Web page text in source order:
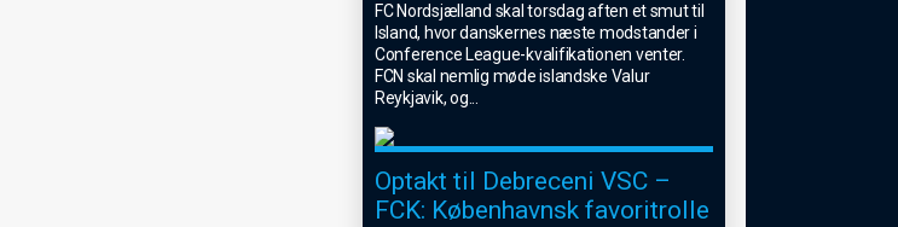
FC Nordsjælland skal torsdag aften et smut til
Island, hvor danskernes næste modstander i
Conference League-kvalifikationen venter.
FCN skal nemlig møde islandske Valur
Reykjavik, og...
Optakt til Debreceni VSC –
FCK: Københavnsk favoritrolle